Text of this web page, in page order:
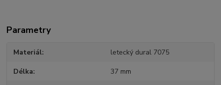
Parametry
Materiál letecký dural 7075
Délka 37 mm